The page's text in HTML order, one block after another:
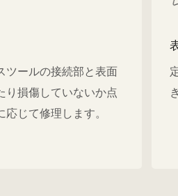
ツールの接続部と表面
り損傷していないか点
じて修理します。